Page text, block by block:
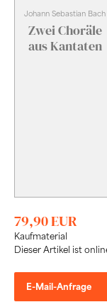
Johann Sebastian Bach
Zwei Choräle
aus Kantaten
79,90 EUR
Kaufmaterial
Dieser Artikel ist
E-Mail-Anfrage